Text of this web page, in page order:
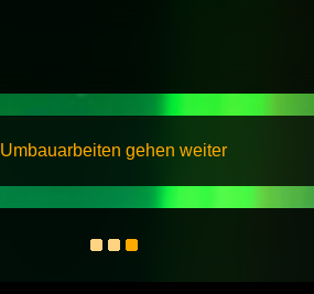
Umbauarbeiten gehen weiter